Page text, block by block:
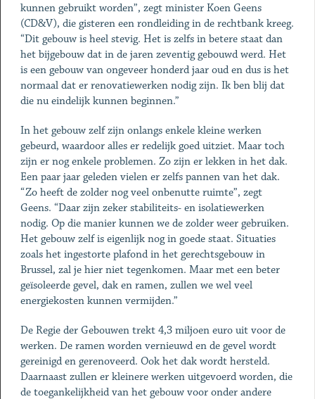
kunnen gebruikt worden”, zegt minister Koen Geens
(CD&V), die gisteren een rondleiding in de rechtbank kreeg.
“Dit gebouw is heel stevig. Het is zelfs in betere staat dan
het bijgebouw dat in de jaren zeventig gebouwd werd. Het
is een gebouw van ongeveer honderd jaar oud en dus is het
normaal dat er renovatiewerken nodig zijn. Ik ben blij dat
die nu eindelijk kunnen beginnen.”
In het gebouw zelf zijn onlangs enkele kleine werken
gebeurd, waardoor alles er redelijk goed uitziet. Maar toch
zijn er nog enkele problemen. Zo zijn er lekken in het dak.
Een paar jaar geleden vielen er zelfs pannen van het dak.
“Zo heeft de zolder nog veel onbenutte ruimte”, zegt
Geens. “Daar zijn zeker stabiliteits- en isolatiewerken
nodig. Op die manier kunnen we de zolder weer gebruiken.
Het gebouw zelf is eigenlijk nog in goede staat. Situaties
zoals het ingestorte plafond in het gerechtsgebouw in
Brussel, zal je hier niet tegenkomen. Maar met een beter
geïsoleerde gevel, dak en ramen, zullen we wel veel
energiekosten kunnen vermijden.”
De Regie der Gebouwen trekt 4,3 miljoen euro uit voor de
werken. De ramen worden vernieuwd en de gevel wordt
gereinigd en gerenoveerd. Ook het dak wordt hersteld.
Daarnaast zullen er kleinere werken uitgevoerd worden, die
de toegankelijkheid van het gebouw voor onder andere